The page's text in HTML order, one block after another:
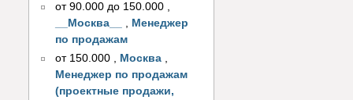
от 90.000 до 150.000 ,
__Москва__
, Менеджер
по продажам
от 150.000
Москва
Менеджер по продажам
(проектные продажи,